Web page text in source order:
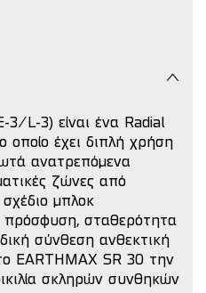
3/L-3) είναι ένα Radial
οποίο έχει διπλή χρήση
ανατρεπόμενα
ζώνες από
μπλοκ
πρόσφυση, σταθερότητα
σύνθεση ανθεκτική
EARTHMAX SR 30 την
σκληρών συνθηκών